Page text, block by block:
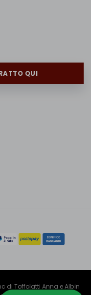
QUI
di Toffolatti Anna e Albin